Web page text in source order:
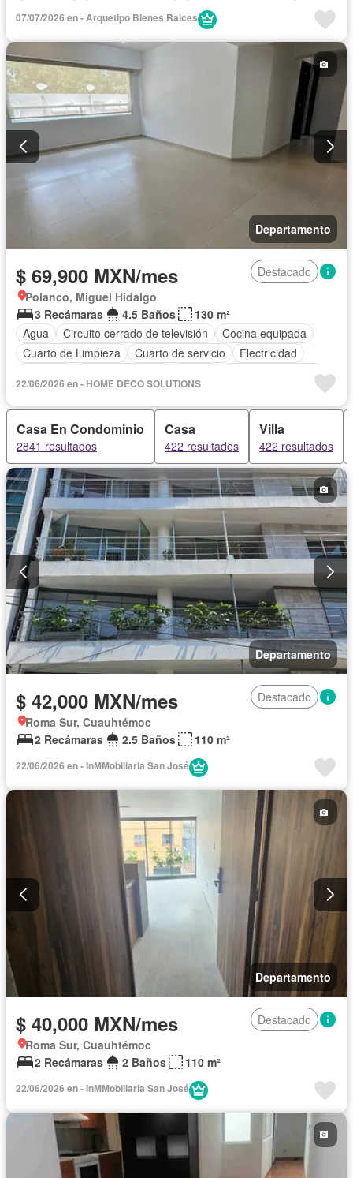
Recámara con closet
Caseta de vigilancia
Permite mascotas
07/07/2026 en - Arquetipo Bienes Raices
Departamento
$ 69,900 MXN/mes
Destacado
Polanco, Miguel Hidalgo
3 Recámaras
4.5 Baños
130 m²
Agua
Circuito cerrado de televisión
Cocina equipada
Cuarto de Limpieza
Cuarto de servicio
Electricidad
Permite mascotas
Permite niños
Sin amueblar
22/06/2026 en - HOME DECO SOLUTIONS
Casa En Condominio
2841 resultados
Casa
422 resultados
Villa
422 resultados
Departamento
$ 42,000 MXN/mes
Destacado
Roma Sur, Cuauhtémoc
2 Recámaras
2.5 Baños 110 m²
22/06/2026 en - InMMobiliaria San José
Departamento
$ 40,000 MXN/mes
Destacado
Roma Sur, Cuauhtémoc
2 Recámaras
2 Baños 110 m²
22/06/2026 en - InMMobiliaria San José